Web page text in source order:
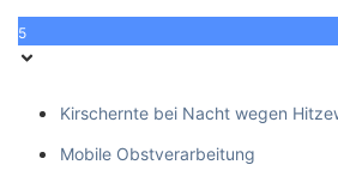
5
Kirschernte bei Nacht wegen
Mobile Obstverarbeitung